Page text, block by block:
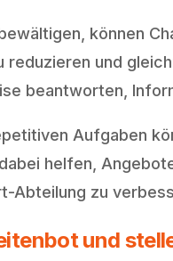
können
und
beantworten,
Aufgaben
helfen,
Abteilung zu
und